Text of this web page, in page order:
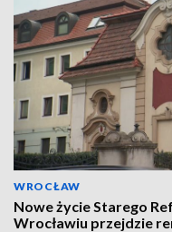
WROCŁAW
Nowe życie Starego
Wrocławiu przejdzie